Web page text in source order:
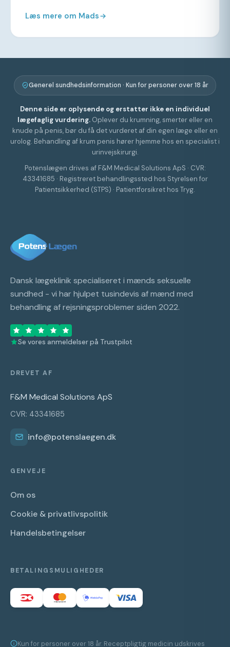
Læs mere om Mads
Generel sundhedsinformation · Kun for personer over 18 år
Denne side er oplysende og erstatter ikke en individuel
lægefaglig vurdering. Oplever du krumning, smerter eller en
knude på penis, bør du få det vurderet af din egen læge eller en
urolog. Behandling af krum penis hører hjemme hos en specialist i
urinvejskirurgi.
Potenslægen drives af F&M Medical Solutions ApS · CVR:
43341685 · Registreret behandlingssted hos Styrelsen for
Patientsikkerhed (STPS) · Patientforsikret hos Tryg.
Dansk lægeklinik specialiseret i mænds seksuelle
sundhed - vi har hjulpet tusindevis af mænd med
behandling af rejsningsproblemer siden 2022.
Se vores anmeldelser på Trustpilot
DREVET AF
F&M Medical Solutions ApS
CVR: 43341685
info@potenslaegen.dk
GENVEJE
Om os
Cookie & privatlivspolitik
Handelsbetingelser
BETALINGSMULIGHEDER
Kun for personer over 18 år. Receptpligtig medicin udskrives